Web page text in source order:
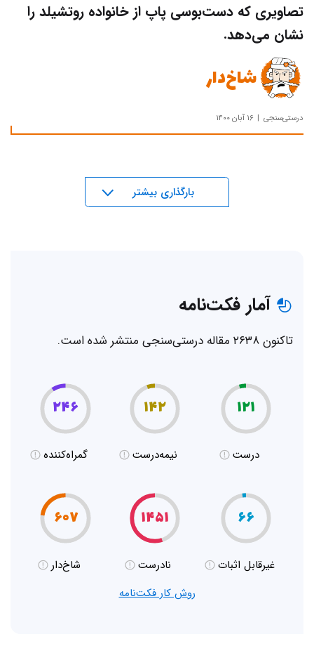
تصاویری که دست‌بوسی پاپ از خانواده روتشیلد را
نشان می‌دهد.
شاخ‌دار
درستی‌سنجی ۱۶ آبان ۱۴۰۰
بار‌گذاری بیشتر
آمار فکت‌نامه
تاکنون ۲۶۳۸ مقاله درستی‌سنجی منتشر شده است.
۱۲۱
درست
۱۴۲
نیمه‌درست
۲۴۶
گمراه‌کننده
۶۶
غیر‌قابل اثبات
۱۴۵۱
نادرست
۶۰۷
شاخ‌دار
روش کار فکت‌نامه